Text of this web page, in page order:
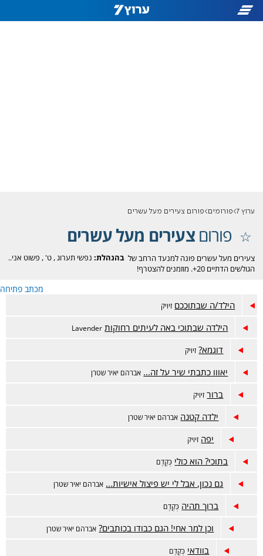
ערוץ 7 פורומים פורום צעירים מעל עשרים
פורוםצעירים מעל עשרים
בהנהלת: נפשי תערוג,ט', פשוט אני..
צעירים מעל עשרים פונה למנעד הרחב של
הגולשים הדתיים 20+. מוזמנים להצטרף!
מכתב פתיחה
הילד/ה שבתוככם זיויק
הילדה שבתוכי באה לעיתים רחוקות Lavender
דוגמא? זיויק
יאווו כתבתי שיר על זה... אברהם יאיר שטרן
ברור זיויק
ילדה קטנה אברהם יאיר שטרן
יפה זיויק
בתוכי? הוא כולי כְּקֶדֶם
גם נכון, אבל לי יש פיצול אישיות... אברהם יאיר שטרן
ברוך תהיה כְּקֶדֶם
וכן למר אחי! הגם כבודו בכותבים? אברהם יאיר שטרן
בוודאי כְּקֶדֶם